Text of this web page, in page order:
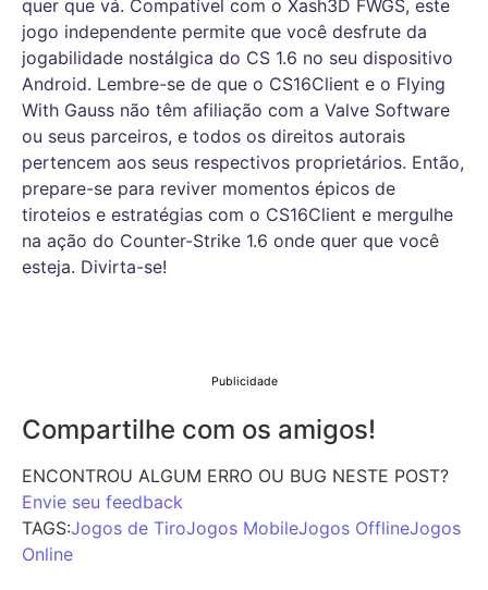
quer que vá. Compatível com o Xash3D FWGS, este
jogo independente permite que você desfrute da
jogabilidade nostálgica do CS 1.6 no seu dispositivo
Android. Lembre-se de que o CS16Client e o Flying
With Gauss não têm afiliação com a Valve Software
ou seus parceiros, e todos os direitos autorais
pertencem aos seus respectivos proprietários. Então,
prepare-se para reviver momentos épicos de
tiroteios e estratégias com o CS16Client e mergulhe
na ação do Counter-Strike 1.6 onde quer que você
esteja. Divirta-se!
Publicidade
Compartilhe com os amigos!
ENCONTROU ALGUM ERRO OU BUG NESTE POST?
Envie seu feedback
TAGS:Jogos de TiroJogos MobileJogos OfflineJogos
Online